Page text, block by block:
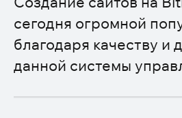
сегодня огромной
благодаря качеству и
данной системы